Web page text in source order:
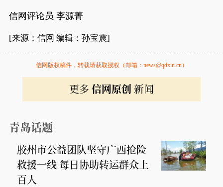
信网评论员 李源菁
[来源：信网 编辑：孙宝震]
信网版权稿件，转载请获取授权（邮箱：news@qdxin.cn）
更多 信网原创 新闻
青岛话题
胶州市公益团队坚守广西抢险
救援一线 每日协助转运群众上
百人